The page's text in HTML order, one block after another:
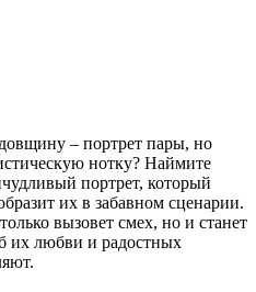
– портрет пары, но
нотку? Наймите
портрет, который
их в забавном сценарии.
вызовет смех, но и станет
их любви и радостных